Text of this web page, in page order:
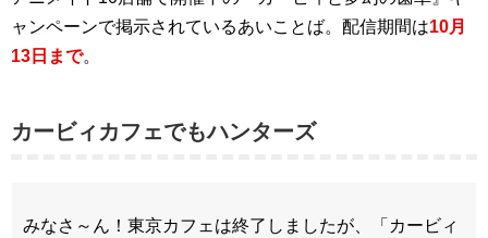
ャンペーンで掲示されているあいことば。配信期間は10月
13日まで。
カービィカフェでもハンターズ
みなさ～ん！東京カフェは終了しましたが、「カービィ